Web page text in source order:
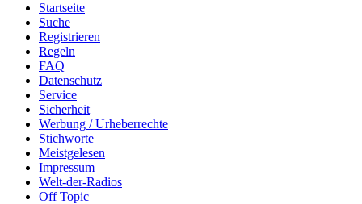
Startseite
Suche
Registrieren
Regeln
FAQ
Datenschutz
Service
Sicherheit
Werbung / Urheberrechte
Stichworte
Meistgelesen
Impressum
Welt-der-Radios
Off Topic